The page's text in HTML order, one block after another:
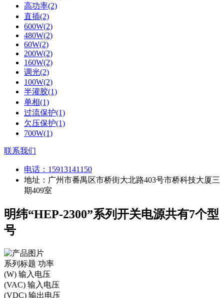
高功率(2)
直插(2)
600W(2)
480W(2)
60W(2)
200W(2)
160W(2)
调光(2)
100W(2)
半灌胶(1)
单相(1)
过流保护(1)
欠压保护(1)
700W(1)
联系我们
电话： 15913141150
地址：广州市番禺区市桥街大北路403号市桥科技大厦三
期409室
明纬“HEP-2300”系列开关电源共有7个型
号
系列标题 功率
(W) 输入电压
(VAC) 输入电压
(VDC) 输出电压